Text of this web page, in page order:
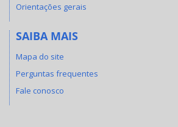
Orientações gerais
SAIBA MAIS
Mapa do site
Perguntas frequentes
Fale conosco